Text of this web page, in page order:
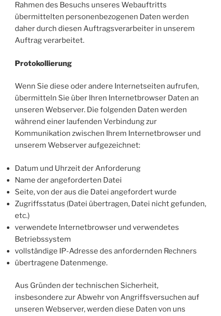
Rahmen des Besuchs unseres Webauftritts
übermittelten personenbezogenen Daten werden
daher durch diesen Auftragsverarbeiter in unserem
Auftrag verarbeitet.
Protokollierung
Wenn Sie diese oder andere Internetseiten aufrufen,
übermitteln Sie über Ihren Internetbrowser Daten an
unseren Webserver. Die folgenden Daten werden
während einer laufenden Verbindung zur
Kommunikation zwischen Ihrem Internetbrowser und
unserem Webserver aufgezeichnet:
Datum und Uhrzeit der Anforderung
Name der angeforderten Datei
Seite, von der aus die Datei angefordert wurde
Zugriffsstatus (Datei übertragen, Datei nicht gefunden,
etc.)
verwendete Internetbrowser und verwendetes
Betriebssystem
vollständige IP-Adresse des anfordernden Rechners
übertragene Datenmenge.
Aus Gründen der technischen Sicherheit,
insbesondere zur Abwehr von Angriffsversuchen auf
unseren Webserver, werden diese Daten von uns